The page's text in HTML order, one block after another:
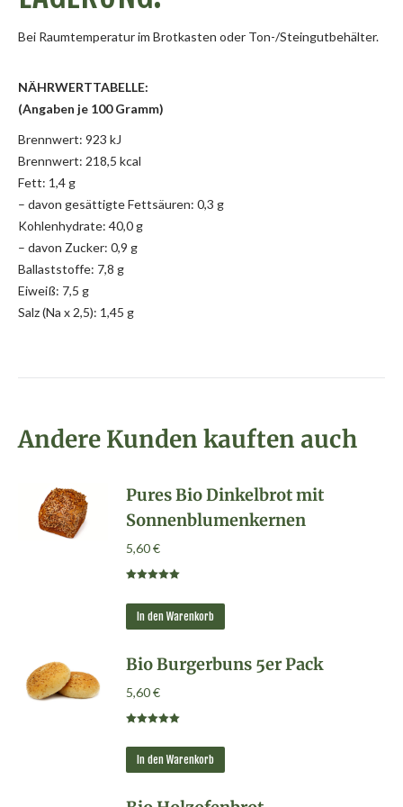
Bei Raumtemperatur im Brotkasten oder Ton-/Steingutbehälter.
NÄHRWERTTABELLE:
(Angaben je 100 Gramm)
Brennwert: 923 kJ
Brennwert: 218,5 kcal
Fett: 1,4 g
– davon gesättigte Fettsäuren: 0,3 g
Kohlenhydrate: 40,0 g
– davon Zucker: 0,9 g
Ballaststoffe: 7,8 g
Eiweiß: 7,5 g
Salz (Na x 2,5): 1,45 g
Andere Kunden kauften auch
Pures Bio Dinkelbrot mit
Sonnenblumenkernen
5,60€
In den Warenkorb
Bio Burgerbuns 5er Pack
5,60€
5.00von 5
In den Warenkorb